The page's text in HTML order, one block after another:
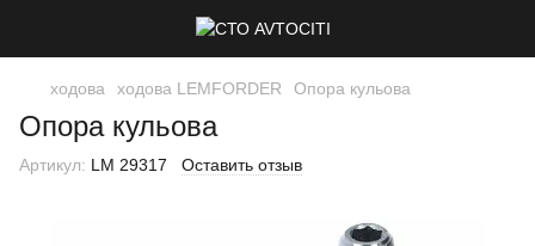
ходова ходова LEMFORDER Опора кульова
Опора кульова
Артикул: LM 29317 Оставить отзыв